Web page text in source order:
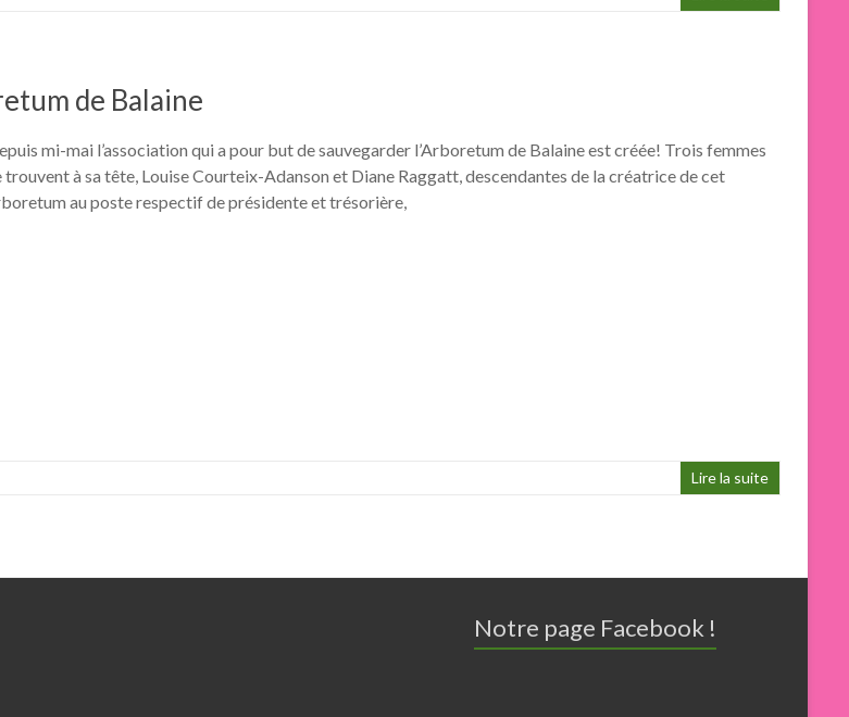
de Balaine
mi-mai l’association qui a pour but de sauvegarder l’Arboretum de Balaine est créée! Trois femmes
trouvent à sa tête, Louise Courteix-Adanson et Diane Raggatt, descendantes de la créatrice de cet
au poste respectif de présidente et trésorière,
Lire la suite
Notre page Facebook !